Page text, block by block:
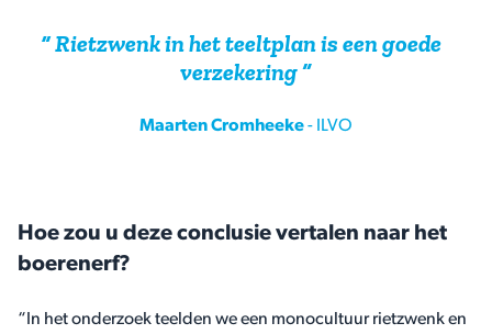
Rietzwenk in het teeltplan is een goede
verzekering
Maarten Cromheeke- ILVO
Hoe zou u deze conclusie vertalen naar het
boerenerf?
“In het onderzoek teelden we een monocultuur rietzwenk en